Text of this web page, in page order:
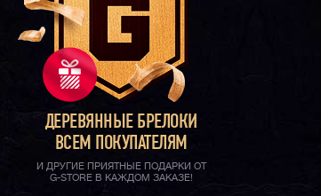
ДЕРЕВЯННЫЕ БРЕЛОКИ
ВСЕМ ПОКУПАТЕЛЯМ
И ДРУГИЕ ПРИЯТНЫЕ ПОДАРКИ ОТ
G-STORE В КАЖДОМ ЗАКАЗЕ!